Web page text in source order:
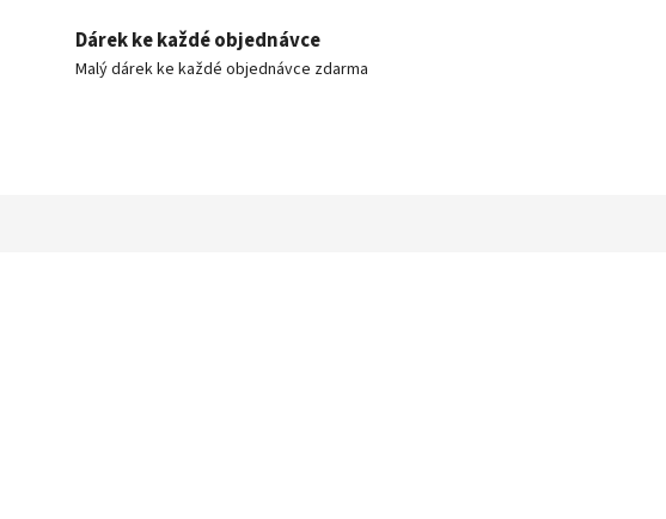
Dárek ke každé objednávce
Malý dárek ke každé objednávce zdarma